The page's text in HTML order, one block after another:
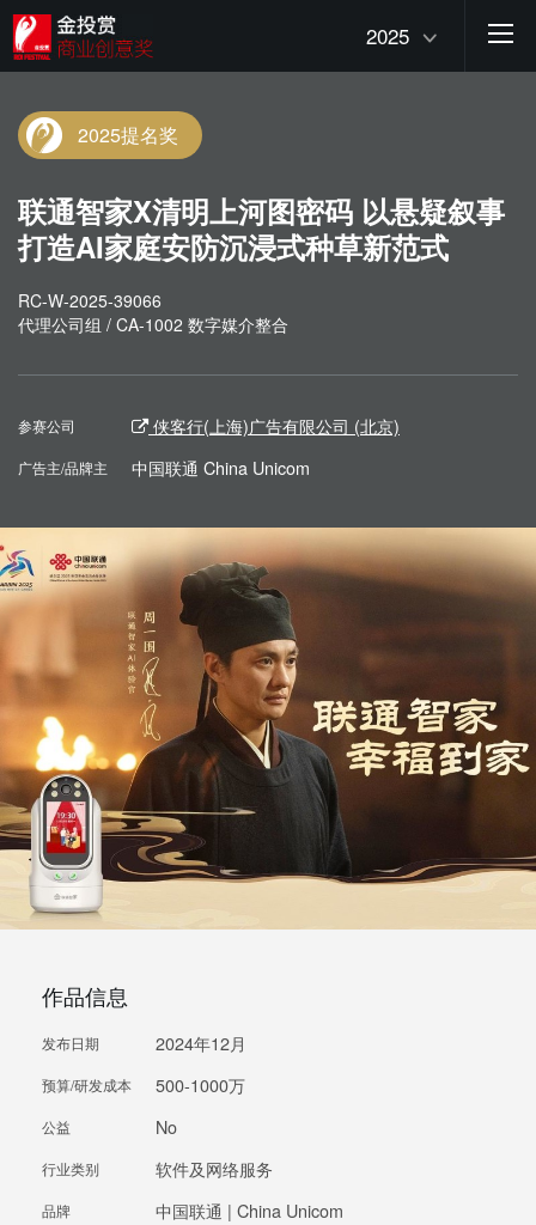
2025
2025提名奖
联通智家X清明上河图密码 以悬疑叙事
打造AI家庭安防沉浸式种草新范式
RC-W-2025-39066
代理公司组 / CA-1002 数字媒介整合
参赛公司 侠客行(上海)广告有限公司 (北京)
广告主/品牌主 中国联通 China Unicom
作品信息
发布日期 2024年12月
预算/研发成本 500-1000万
公益 No
行业类别 软件及网络服务
品牌 中国联通 | China Unicom